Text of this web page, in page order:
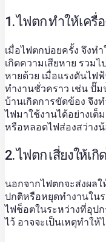
1. ไฟตก ทำให้เครื่
เมื่อไฟตกบ่อยครั้ง จึงท
เกิดความเสียหาย รวม
หายด้วย เมื่อแรงดันไฟ
ทำงานชั่วคราว เช่น ปั๊
บ้านเกิดการขัดข้อง จึง
ไฟมาใช้งานได้อย่างเ
หรือหลอดไฟส่องสว่างน้
2. ไฟตก เสี่ยงให้เ
นอกจากไฟตกจะส่งผล
ปกติหรือหยุดทำงานในร
ไฟช็อตในระหว่างที่อุป
ไว้ อาจจะเป็นเหตุทำให้